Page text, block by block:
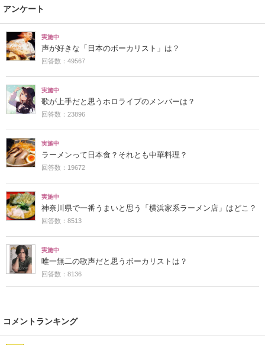
アンケート
実施中
声が好きな「日本のボーカリスト」は？
回答数：49567
実施中
歌が上手だと思うホロライブのメンバーは？
回答数：23896
実施中
ラーメンって日本食？それとも中華料理？
回答数：19672
実施中
神奈川県で一番うまいと思う「横浜家系ラーメン店」はどこ？
回答数：8513
実施中
唯一無二の歌声だと思うボーカリストは？
回答数：8136
コメントランキング